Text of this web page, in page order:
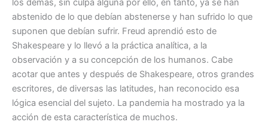
los demás, sin culpa alguna por ello, en tanto, ya se han
abstenido de lo que debían abstenerse y han sufrido lo que
suponen que debían sufrir. Freud aprendió esto de
Shakespeare y lo llevó a la práctica analítica, a la
observación y a su concepción de los humanos. Cabe
acotar que antes y después de Shakespeare, otros grandes
escritores, de diversas las latitudes, han reconocido esa
lógica esencial del sujeto. La pandemia ha mostrado ya la
acción de esta característica de muchos.